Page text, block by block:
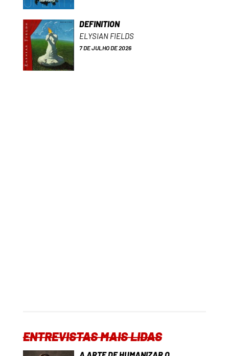
DEFINITION
ELYSIAN FIELDS
7 DE JULHO DE 2026
ENTREVISTAS MAIS LIDAS